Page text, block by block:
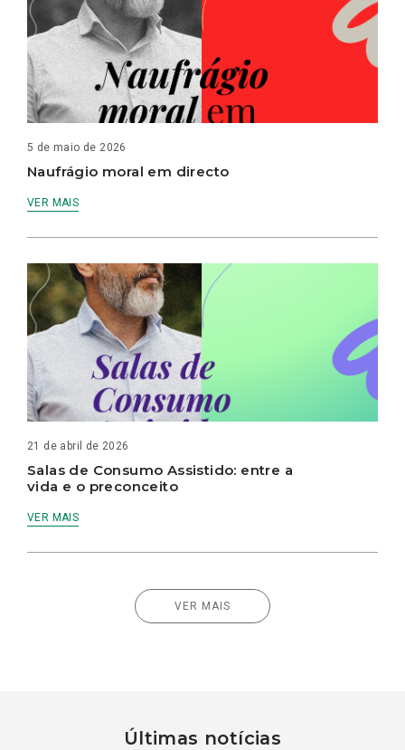
5 de maio de 2026
Naufrágio moral em directo
VER MAIS
21 de abril de 2026
Salas de Consumo Assistido: entre a
vida e o preconceito
VER MAIS
VER MAIS
Últimas notícias